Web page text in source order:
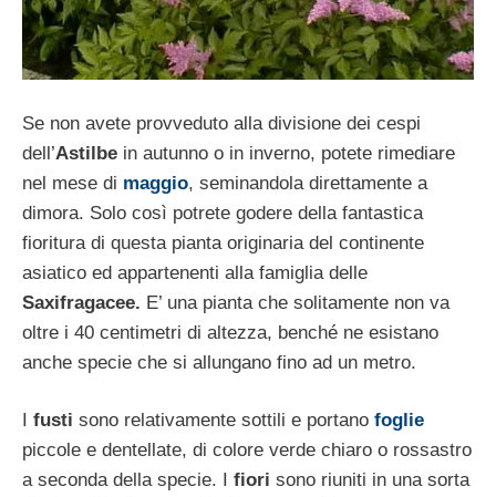
Se non avete provveduto alla divisione dei cespi
dell’Astilbe in autunno o in inverno, potete rimediare
nel mese di maggio, seminandola direttamente a
dimora. Solo così potrete godere della fantastica
fioritura di questa pianta originaria del continente
asiatico ed appartenenti alla famiglia delle
Saxifragacee. E’ una pianta che solitamente non va
oltre i 40 centimetri di altezza, benché ne esistano
anche specie che si allungano fino ad un metro.
I fusti sono relativamente sottili e portano foglie
piccole e dentellate, di colore verde chiaro o rossastro
a seconda della specie. I fiori sono riuniti in una sorta